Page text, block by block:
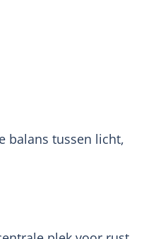
balans tussen licht,